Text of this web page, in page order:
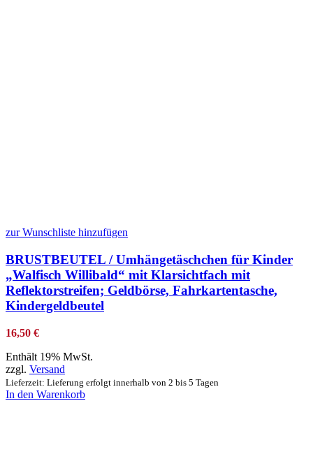
zur Wunschliste hinzufügen
BRUSTBEUTEL / Umhängetäschchen für Kinder
„Walfisch Willibald“ mit Klarsichtfach mit
Reflektorstreifen; Geldbörse, Fahrkartentasche,
Kindergeldbeutel
16,50 €
Enthält 19% MwSt.
zzgl. Versand
Lieferzeit: Lieferung erfolgt innerhalb von 2 bis 5 Tagen
In den Warenkorb